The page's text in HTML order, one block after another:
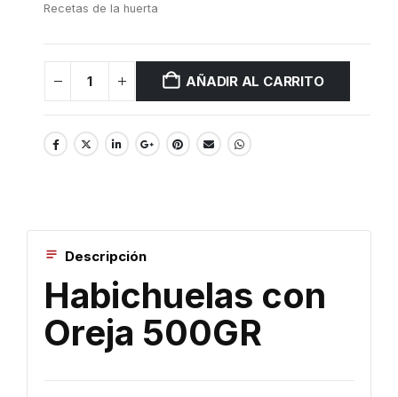
Recetas de la huerta
AÑADIR AL CARRITO
Descripción
Habichuelas con
Oreja 500GR